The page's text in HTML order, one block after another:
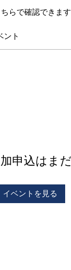
らで確認できます
ント
申込はま
イベントを見る